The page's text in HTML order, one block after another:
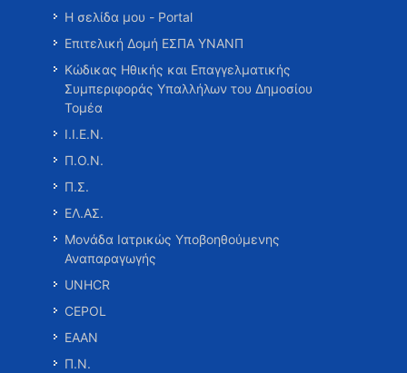
Η σελίδα μου - Portal
Επιτελική Δομή ΕΣΠΑ ΥΝΑΝΠ
Κώδικας Ηθικής και Επαγγελματικής
Συμπεριφοράς Υπαλλήλων του Δημοσίου
Τομέα
Ι.Ι.Ε.Ν.
Π.Ο.Ν.
Π.Σ.
ΕΛ.ΑΣ.
Μονάδα Ιατρικώς Υποβοηθούμενης
Αναπαραγωγής
UNHCR
CEPOL
ΕΑΑΝ
Π.Ν.